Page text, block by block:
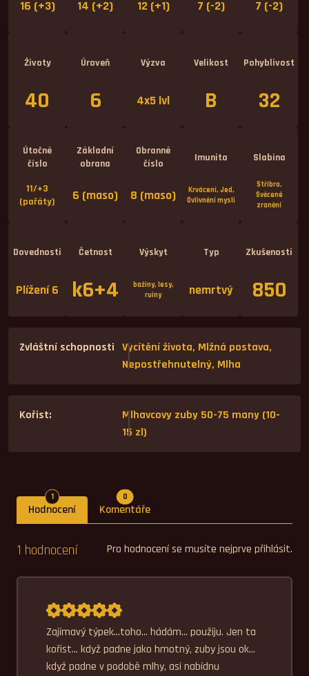
16 (+3) 14 (+2) 12 (+1) 7 (-2) 7 (-2)
Životy
40
Úroveň
6
Výzva
4x5 lvl
Velikost
B
Pohyblivost
32
Útočné
číslo
11/+3
(pařáty)
Základní
obrana
6 (maso)
Obranné
číslo
8 (maso)
Imunita
Krvácení, Jed,
Ovlivnění mysli
Slabina
Stříbro,
Svěcené
zranění
Dovednosti
Plížení 6
Četnost
k6+4
Výskyt
bažiny, lesy,
ruiny
Typ
nemrtvý
Zkušenosti
850
Zvláštní schopnosti Vycítění života, Mlžná postava,
Nepostřehnutelný, Mlha
Kořist:
Mlhavcovy zuby 50-75 many (10-
15 zl)
Hodnocení
1Počet hodnocení
Komentáře
0Počet komentářů
Pro hodnocení se musíte nejprve přihlásit.
1 hodnocení
Průměrné hodnocení 5,0.
Zajímavý týpek...toho... hádám... použiju. Jen ta
kořist... když padne jako hmotný, zuby jsou ok...
když padne v podobě mlhy, asi nabídnu